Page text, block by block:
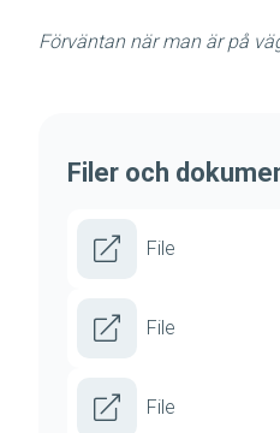
Förväntan när man är på
Filer och
File
File
File